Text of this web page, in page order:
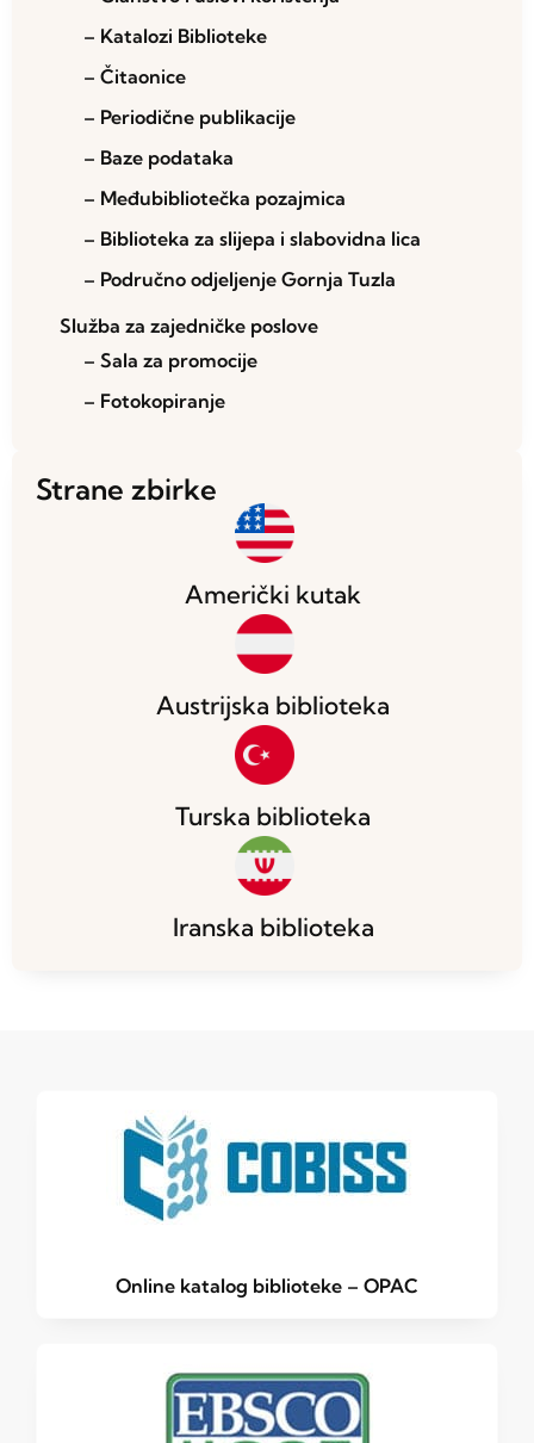
– Katalozi Biblioteke
– Čitaonice
– Periodične publikacije
– Baze podataka
– Međubibliotečka pozajmica
– Biblioteka za slijepa i slabovidna lica
– Područno odjeljenje Gornja Tuzla
Služba za zajedničke poslove
– Sala za promocije
– Fotokopiranje
Strane zbirke
Američki kutak
Austrijska biblioteka
Turska biblioteka
Iranska biblioteka
Online katalog biblioteke – OPAC